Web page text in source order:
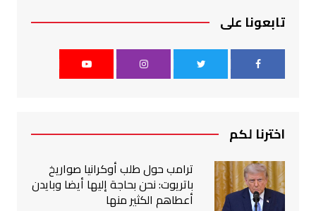
تابعونا على
اخترنا لكم
ترامب حول طلب أوكرانيا صواريخ
باتريوت: نحن بحاجة إليها أيضا وبايدن
أعطاهم الكثير منها